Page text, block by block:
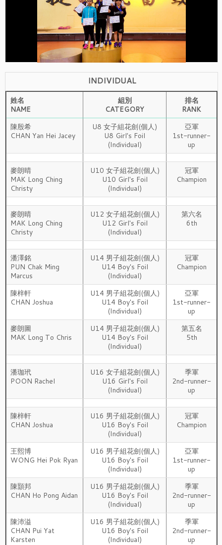
INDIVIDUAL
姓名
NAME
組別
CATEGORY
排名
RANK
陳殷希
CHAN Yan Hei Jacey
U8 女子組花劍(個人)
U8 Girl's Foil
(Individual)
亞軍
1st-runner-
up
麥朗晴
MAK Long Ching
Christy
U10 女子組花劍(個人)
U10 Girl's Foil
(Individual)
冠軍
Champion
麥朗晴
MAK Long Ching
Christy
U12 女子組花劍(個人)
U12 Girl's Foil
(Individual)
第六名
6th
潘澤銘
PUN Chak Ming
Marcus
U14 男子組花劍(個人)
U14 Boy's Foil
(Individual)
冠軍
Champion
陳梓軒
CHAN Joshua
U14 男子組花劍(個人)
U14 Boy's Foil
(Individual)
亞軍
1st-runner-
up
麥朗圖
MAK Long To Chris
U14 男子組花劍(個人)
U14 Boy's Foil
(Individual)
第五名
5th
潘珈玳
POON Rachel
U16 女子組花劍(個人)
U16 Girl's Foil
(Individual)
季軍
2nd-runner-
up
陳梓軒
CHAN Joshua
U16 男子組花劍(個人)
U16 Boy's Foil
(Individual)
冠軍
Champion
王熙博
WONG Hei Pok Ryan
U16 男子組花劍(個人)
U16 Boy's Foil
(Individual)
亞軍
1st-runner-
up
陳顥邦
CHAN Ho Pong Aidan
U16 男子組花劍(個人)
U16 Boy's Foil
(Individual)
季軍
2nd-runner-
up
陳沛溢
CHAN Pui Yat
Karsten
U16 男子組花劍(個人)
U16 Boy's Foil
(Individual)
季軍
2nd-runner-
up